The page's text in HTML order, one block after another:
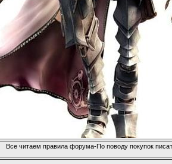
Все читаем правила форума-По поводу покупок